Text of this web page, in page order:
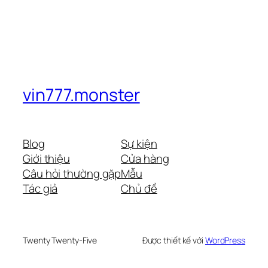
vin777.monster
Blog
Giới thiệu
Câu hỏi thường gặp
Tác giả
Sự kiện
Cửa hàng
Mẫu
Chủ đề
Twenty Twenty-Five Được thiết kế với WordPress